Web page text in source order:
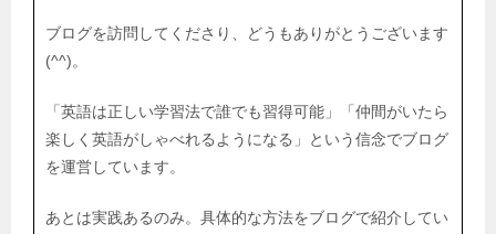
ブログを訪問してくださり、どうもありがとうございます
(^^)。
「英語は正しい学習法で誰でも習得可能」「仲間がいたら
楽しく英語がしゃべれるようになる」という信念でブログ
を運営しています。
あとは実践あるのみ。具体的な方法をブログで紹介してい